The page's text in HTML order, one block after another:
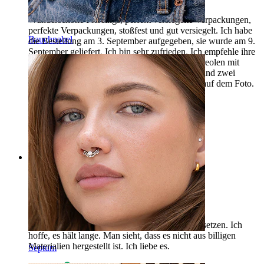
Bauchnabel
Septum
Wunderschöne Piercings, perfekt versiegelte Verpackungen,
perfekte Verpackungen, stoßfest und gut versiegelt. Ich habe
die Bestellung am 3. September aufgegeben, sie wurde am 9.
September geliefert. Ich bin sehr zufrieden. Ich empfehle ihre
Piercings wärmstens. Ich habe zwei titanium Creolen mit
Reißverschluss in Form eines Sterns für Helix und zwei
titanium Push-in-Labrets gekauft. Sie sind wie auf dem Foto.
Ich werde gerne weitere Piercings kaufen.
Rossella Verifizierter Kauf
AI-Übersetzung Original anzeigen
Rating
Perfekt
Es sieht perfekt im Ohr aus, lässt sich leicht einsetzen. Ich
hoffe, es hält lange. Man sieht, dass es nicht aus billigen
Materialien hergestellt ist. Ich liebe es.